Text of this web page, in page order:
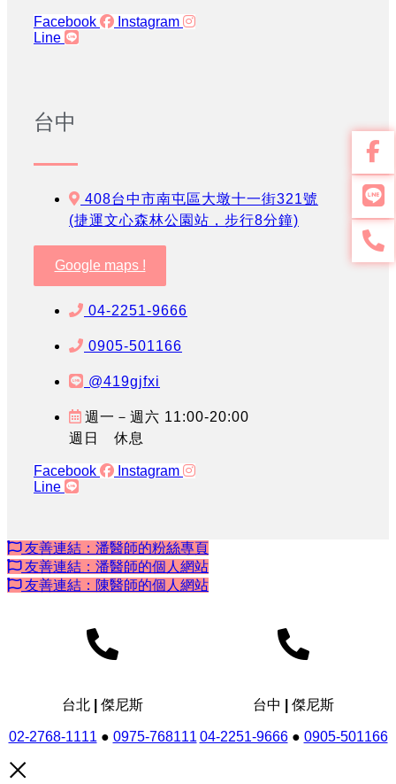
Facebook
Instagram
Line
台中
408台中市南屯區大墩十一街321號
(捷運文心森林公園站，步行8分鐘)
Google maps !
04-2251-9666
0905-501166
@419gjfxi
週一－週六 11:00-20:00
週日 休息
Facebook
Instagram
Line
友善連結：潘醫師的粉絲專頁
友善連結：潘醫師的個人網站
友善連結：陳醫師的個人網站
台北 | 傑尼斯
02-2768-1111 ● 0975-768111
台中 | 傑尼斯
04-2251-9666● 0905-501166